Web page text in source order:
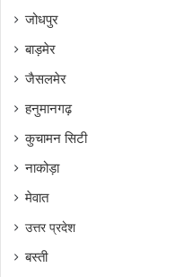
जोधपुर
बाड़मेर
जैसलमेर
हनुमानगढ़
कुचामन सिटी
नाकोड़ा
मेवात
उत्तर प्रदेश
बस्ती